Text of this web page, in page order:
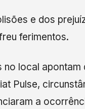
e dos
ferimentos.
local
Pulse,
a